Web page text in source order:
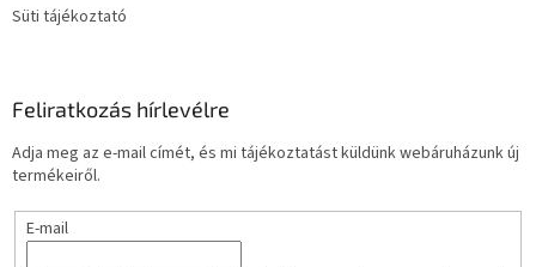
Süti tájékoztató
Feliratkozás hírlevélre
Adja meg az e-mail címét, és mi tájékoztatást küldünk webáruházunk új
termékeiről.
E-mail